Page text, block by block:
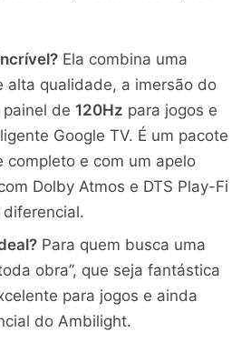
Ela combina uma
alta qualidade, a imersão do
de 120Hz para jogos e
Google TV. É um pacote
completo e com um apelo
Dolby Atmos e DTS Play-Fi
Para quem busca uma
obra”, que seja fantástica
para jogos e ainda
do Ambilight.